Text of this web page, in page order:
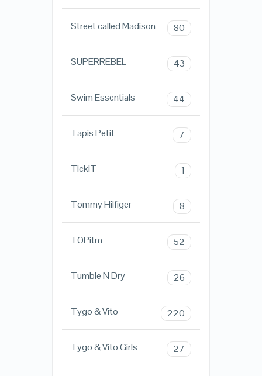
Street called Madison 80
SUPERREBEL 43
Swim Essentials 44
Tapis Petit 7
TickiT 1
Tommy Hilfiger 8
TOPitm 52
Tumble N Dry 26
Tygo & Vito 220
Tygo & Vito Girls 27